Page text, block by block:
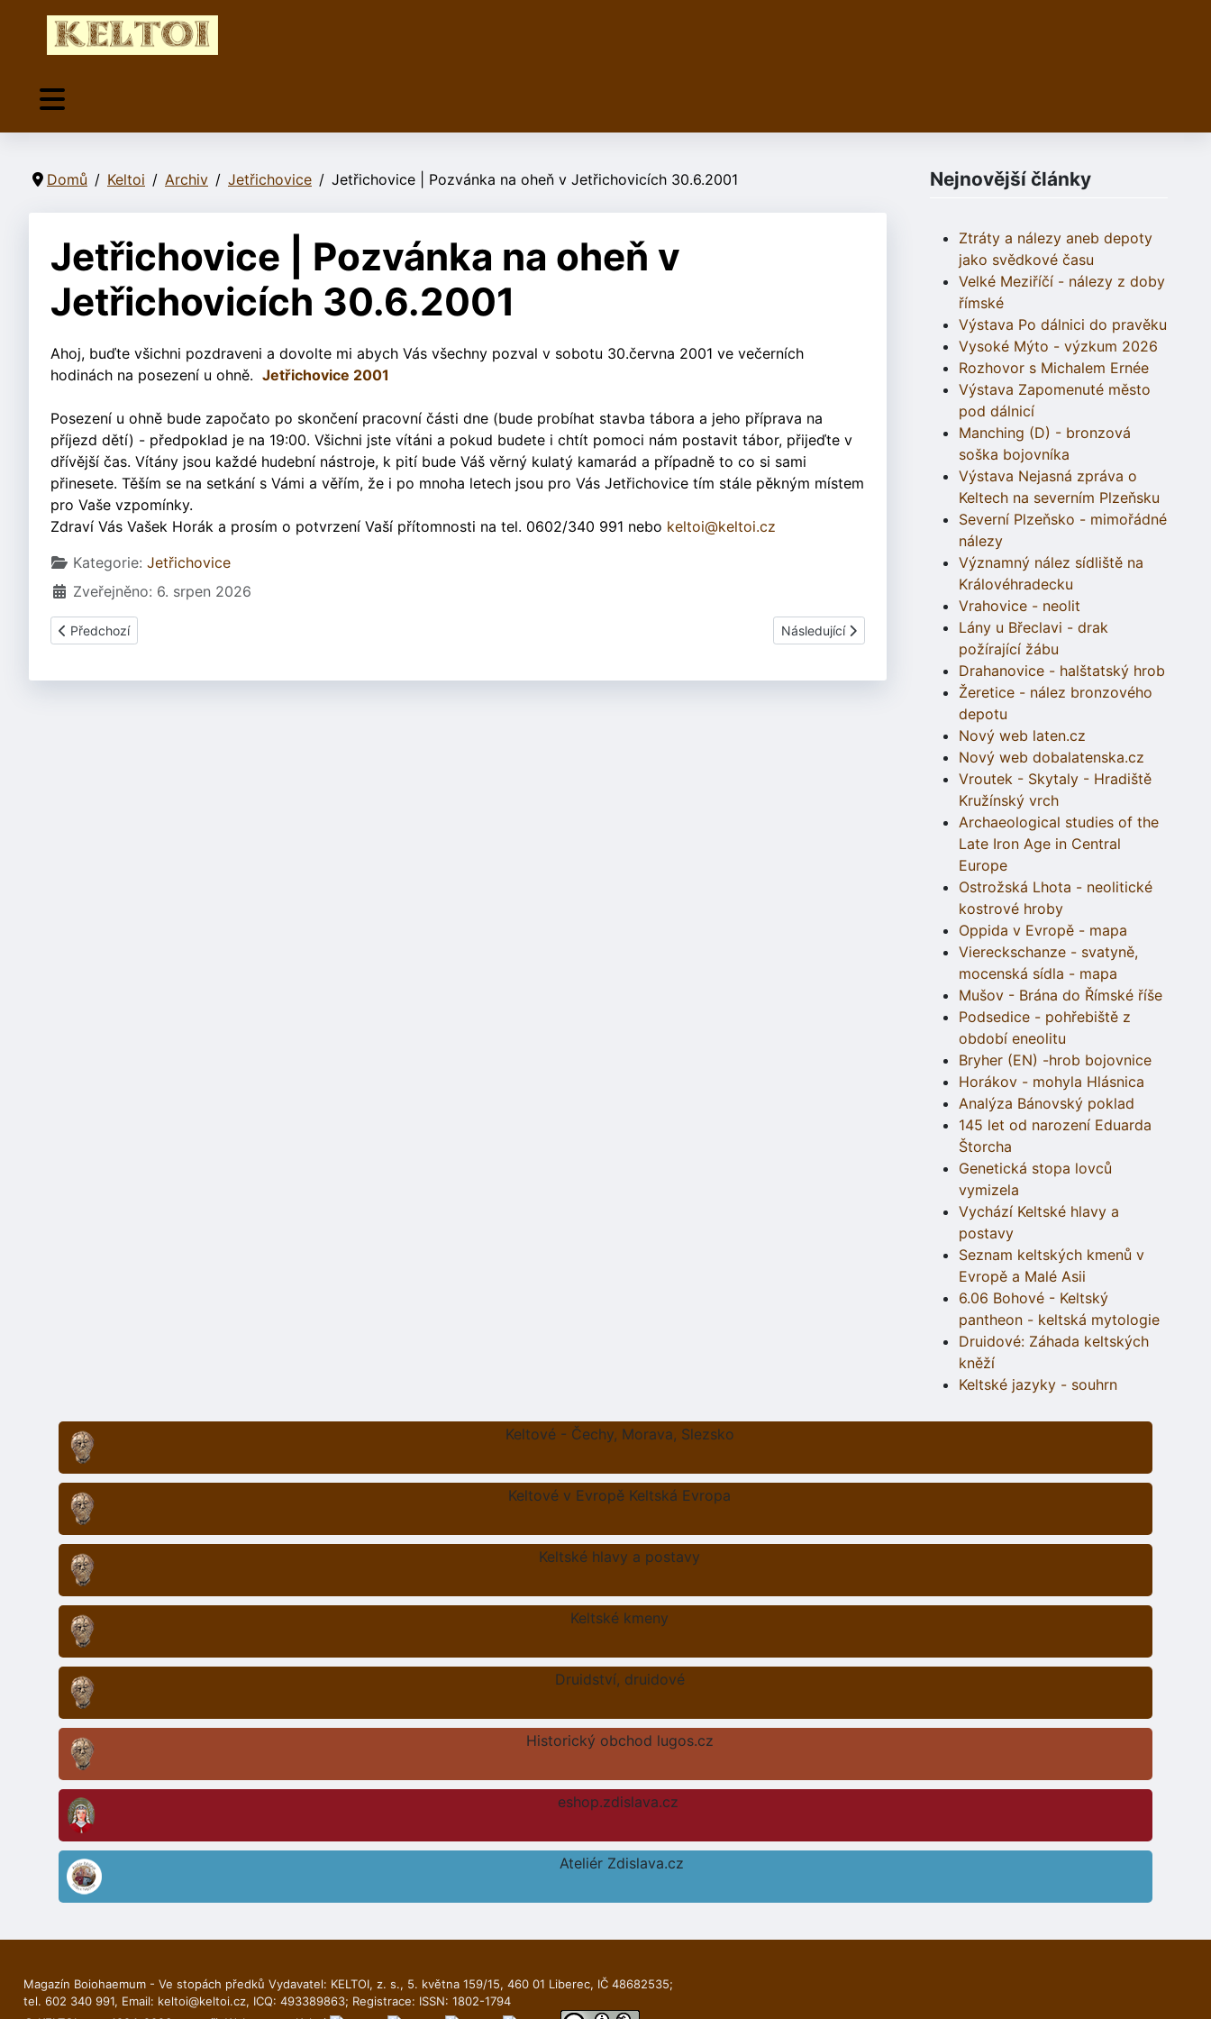
Domů Keltoi Archiv Jetřichovice Jetřichovice | Pozvánka na oheň v Jetřichovicích 30.6.2001
Jetřichovice | Pozvánka na oheň v
Jetřichovicích 30.6.2001
Ahoj, buďte všichni pozdraveni a dovolte mi abych Vás všechny pozval v sobotu 30.června 2001 ve večerních
hodinách na posezení u ohně. Jetřichovice 2001
Posezení u ohně bude započato po skončení pracovní části dne (bude probíhat stavba tábora a jeho příprava na
příjezd dětí) - předpoklad je na 19:00. Všichni jste vítáni a pokud budete i chtít pomoci nám postavit tábor, přijeďte v
dřívější čas. Vítány jsou každé hudební nástroje, k pití bude Váš věrný kulatý kamarád a případně to co si sami
přinesete. Těším se na setkání s Vámi a věřím, že i po mnoha letech jsou pro Vás Jetřichovice tím stále pěkným místem
pro Vaše vzpomínky.
Zdraví Vás Vašek Horák a prosím o potvrzení Vaší přítomnosti na tel. 0602/340 991 nebo keltoi@keltoi.cz
Základní údaje
Kategorie: Jetřichovice
Zveřejněno: 6. srpen 2026
Předchozí článek: Jetřichovice | Zrušení 1. a 3. běhu v Jetřichovicích!!!
Předchozí Další článek: Jetřichovice | Letní tábor 3. běh 4.-17.8.2000 - ohlasy
Následující
Nejnovější články
Ztráty a nálezy aneb depoty
jako svědkové času
Velké Meziříčí - nálezy z doby
římské
Výstava Po dálnici do pravěku
Vysoké Mýto - výzkum 2026
Rozhovor s Michalem Ernée
Výstava Zapomenuté město
pod dálnicí
Manching (D) - bronzová
soška bojovníka
Výstava Nejasná zpráva o
Keltech na severním Plzeňsku
Severní Plzeňsko - mimořádné
nálezy
Významný nález sídliště na
Královéhradecku
Vrahovice - neolit
Lány u Břeclavi - drak
požírající žábu
Drahanovice - halštatský hrob
Žeretice - nález bronzového
depotu
Nový web laten.cz
Nový web dobalatenska.cz
Vroutek - Skytaly - Hradiště
Kružínský vrch
Archaeological studies of the
Late Iron Age in Central
Europe
Ostrožská Lhota - neolitické
kostrové hroby
Oppida v Evropě - mapa
Viereckschanze - svatyně,
mocenská sídla - mapa
Mušov - Brána do Římské říše
Podsedice - pohřebiště z
období eneolitu
Bryher (EN) -hrob bojovnice
Horákov - mohyla Hlásnica
Analýza Bánovský poklad
145 let od narození Eduarda
Štorcha
Genetická stopa lovců
vymizela
Vychází Keltské hlavy a
postavy
Seznam keltských kmenů v
Evropě a Malé Asii
6.06 Bohové - Keltský
pantheon - keltská mytologie
Druidové: Záhada keltských
kněží
Keltské jazyky - souhrn
Keltové - Čechy, Morava, Slezsko
Keltové v Evropě Keltská Evropa
Keltské hlavy a postavy
Keltské kmeny
Druidství, druidové
Historický obchod lugos.cz
eshop.zdislava.cz
Ateliér Zdislava.cz
Magazín Boiohaemum - Ve stopách předků Vydavatel: KELTOI, z. s., 5. května 159/15, 460 01 Liberec, IČ 48682535;
tel. 602 340 991, Email: keltoi@keltoi.cz, ICQ: 493389863; Registrace: ISSN: 1802-1794